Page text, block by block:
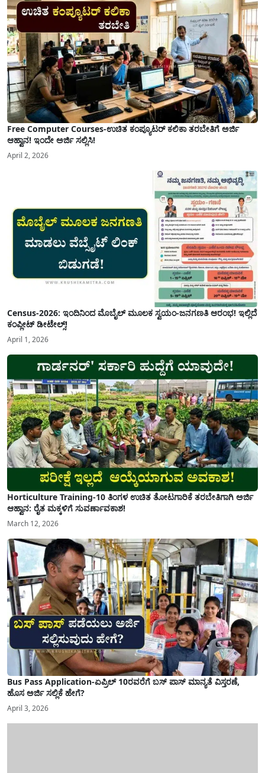
Free Computer Courses-ಉಚಿತ ಕಂಪ್ಯೂಟರ್ ಕಲಿಕಾ ತರಬೇತಿಗೆ ಅರ್ಜಿ
ಆಹ್ವಾನ! ಇಂದೇ ಅರ್ಜಿ ಸಲ್ಲಿಸಿ!
April 2, 2026
Census-2026: ಇಂದಿನಿಂದ ಮೊಬೈಲ್ ಮೂಲಕ ಸ್ವಯಂ-ಜನಗಣತಿ ಆರಂಭ! ಇಲ್ಲಿದೆ
ಕಂಪ್ಲೀಟ್ ಡೀಟೇಲ್ಸ್!
April 1, 2026
Horticulture Training-10 ತಿಂಗಳ ಉಚಿತ ತೋಟಗಾರಿಕೆ ತರಬೇತಿಗಾಗಿ ಅರ್ಜಿ
ಆಹ್ವಾನ: ರೈತ ಮಕ್ಕಳಿಗೆ ಸುವರ್ಣಾವಕಾಶ!
March 12, 2026
Bus Pass Application-ಏಪ್ರಿಲ್ 10ರವರೆಗೆ ಬಸ್ ಪಾಸ್ ಮಾನ್ಯತೆ ವಿಸ್ತರಣೆ,
ಹೊಸ ಅರ್ಜಿ ಸಲ್ಲಿಕೆ ಹೇಗೆ?
April 3, 2026